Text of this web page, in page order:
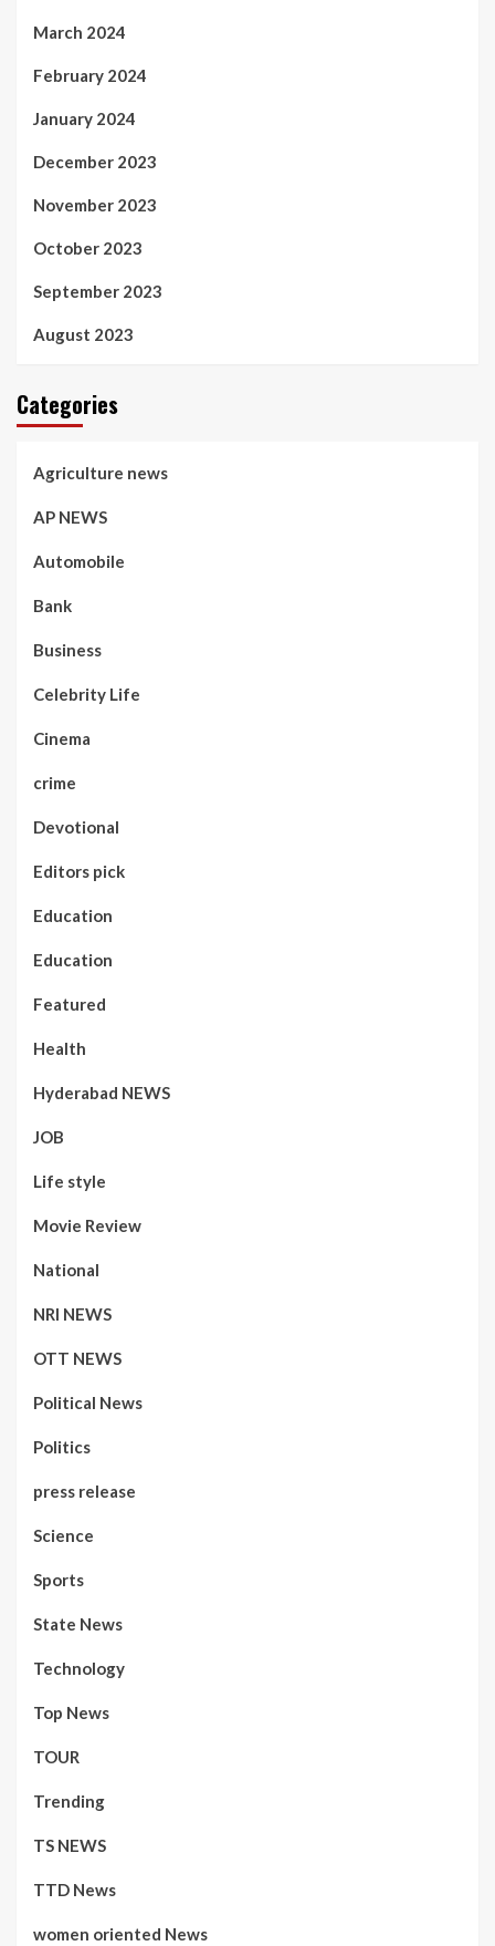
March 2024
February 2024
January 2024
December 2023
November 2023
October 2023
September 2023
August 2023
Categories
Agriculture news
AP NEWS
Automobile
Bank
Business
Celebrity Life
Cinema
crime
Devotional
Editors pick
Education
Education
Featured
Health
Hyderabad NEWS
JOB
Life style
Movie Review
National
NRI NEWS
OTT NEWS
Political News
Politics
press release
Science
Sports
State News
Technology
Top News
TOUR
Trending
TS NEWS
TTD News
women oriented News